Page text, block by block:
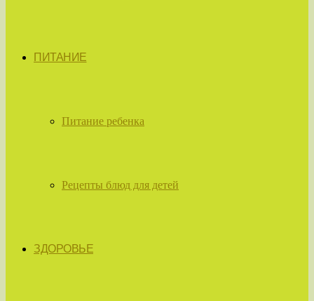
ПИТАНИЕ
Питание ребенка
Рецепты блюд для детей
ЗДОРОВЬЕ